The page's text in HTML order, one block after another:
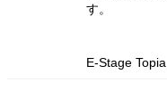
す。
E-Stage Topia